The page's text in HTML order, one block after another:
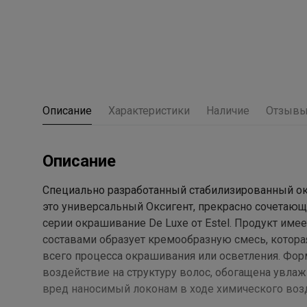
Описание Характеристики Наличие Отзывы
Описание
Специально разработанный стабилизированный
это универсальный Оксигент, прекрасно
серии окрашивание De Luxe от Estel. Продукт
составами образует кремообразную смесь,
всего процесса окрашивания или осветления.
воздействие на структуру волос, обогащена
вред наносимый локонам в ходе химического